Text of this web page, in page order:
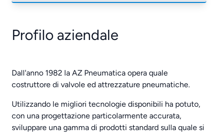
Profilo aziendale
Dall'anno 1982 la AZ Pneumatica opera quale
costruttore di valvole ed attrezzature pneumatiche.
Utilizzando le migliori tecnologie disponibili ha potuto,
con una progettazione particolarmente accurata,
sviluppare una gamma di prodotti standard sulla quale si